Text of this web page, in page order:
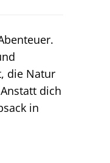
die Natur
dich
in